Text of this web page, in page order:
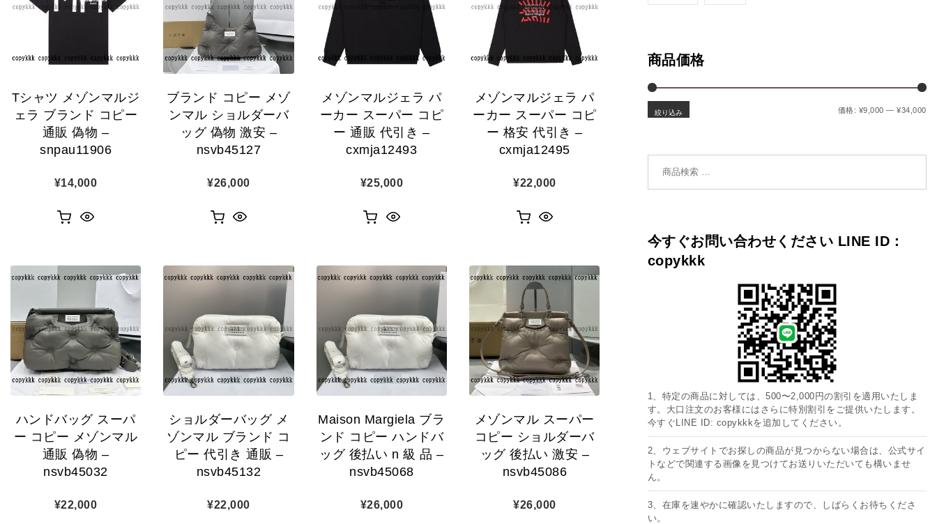
Tシャツ メゾンマルジ
ェラ ブランド コピー
通販 偽物 –
snpau11906
¥14,000
ブランド コピー メゾ
ンマル ショルダーバ
ッグ 偽物 激安 –
nsvb45127
¥26,000
メゾンマルジェラ パ
ーカー スーパー コピ
ー 通販 代引き –
cxmja12493
¥25,000
メゾンマルジェラ パ
ーカー スーパー コピ
ー 格安 代引き –
cxmja12495
¥22,000
ハンドバッグ スーパ
ー コピー メゾンマル
通販 偽物 –
nsvb45032
¥22,000
ショルダーバッグ メ
ゾンマル ブランド コ
ピー 代引き 通販 –
nsvb45132
¥22,000
Maison Margiela ブラ
ンド コピー ハンドバ
ッグ 後払い n 級 品 –
nsvb45068
¥26,000
メゾンマル スーパー
コピー ショルダーバ
ッグ 後払い 激安 –
nsvb45086
¥26,000
商品価格
最
最
絞り込み 価格: ¥9,000 —¥34,000
今すぐお問い合わせください LINE ID：
copykkk
1、特定の商品に対しては、500〜2,000円の割引を適用いたしま
す。大口注文のお客様にはさらに特別割引をご提供いたします。
今すぐLINE ID: copykkkを追加してください。
2、ウェブサイトでお探しの商品が見つからない場合は、公式サイ
トなどで関連する画像を見つけてお送りいただいても構いませ
ん。
3、在庫を速やかに確認いたしますので、しばらくお待ちくださ
い。